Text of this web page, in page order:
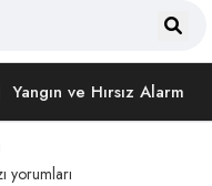
Yangın ve Hırsız Alarm
yorumları